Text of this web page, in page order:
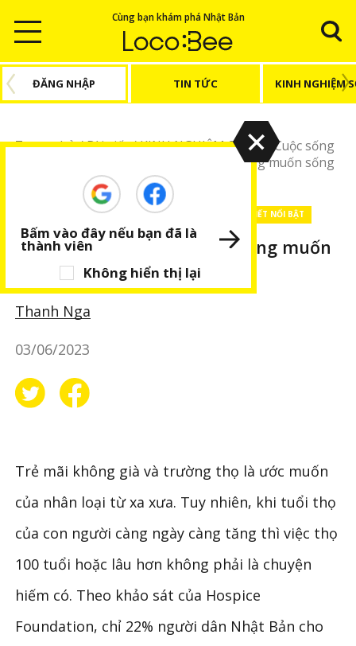
Cùng bạn khám phá Nhật Bản
ĐĂNG NHẬP TIN TỨC KINH NGHIỆM
Trang chủ/Bài viết/KINH NGHIỆM SỐNG/ Cuộc sống
Lí do nhiều phụ nữ Nhật không muốn sống
lâu hơn 100 tuổi
KINH NGHIỆM SỐNG Cuộc sống Nhật Bản BÀI VIẾT NỔI BẬT
Lí do nhiều phụ nữ Nhật không muốn
sống lâu hơn 100 tuổi
Thanh Nga
03/06/2023
Trẻ mãi không già và trường thọ là ước muốn
của nhân loại từ xa xưa. Tuy nhiên, khi tuổi thọ
của con người càng ngày càng tăng thì việc thọ
100 tuổi hoặc lâu hơn không phải là chuyện
hiếm có. Theo khảo sát của Hospice
Foundation, chỉ 22% người dân Nhật Bản cho
Không hiển thị lại
Bấm vào đây nếu bạn đã là
thành viên